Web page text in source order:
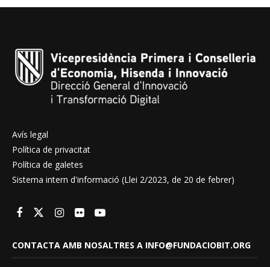
Avís legal
Política de privacitat
Política de galetes
Sistema intern d'informació (Llei 2/2023, de 20 de febrer)
CONTACTA AMB NOSALTRES A INFO@FUNDACIOBIT.ORG